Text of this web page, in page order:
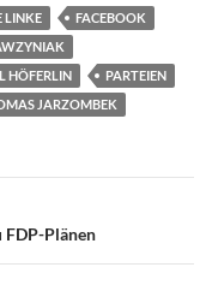
LINKE
FACEBOOK
HÖFERLIN
PARTEIEN
JARZOMBEK
Plänen